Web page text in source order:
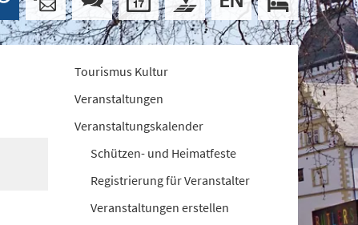
Tourismus Kultur
Veranstaltungen
Veranstaltungskalender
Schützen- und Heimatfeste
Registrierung für Veranstalter
Veranstaltungen erstellen